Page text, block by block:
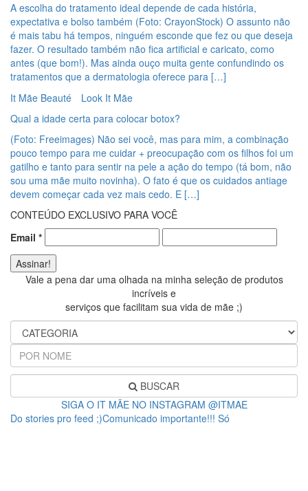
A escolha do tratamento ideal depende de cada história,
expectativa e bolso também (Foto: CrayonStock) O assunto não
é mais tabu há tempos, ninguém esconde que fez ou que deseja
fazer. O resultado também não fica artificial e caricato, como
antes (que bom!). Mas ainda ouço muita gente confundindo os
tratamentos que a dermatologia oferece para […]
It Mãe Beauté
Look It Mãe
Qual a idade certa para colocar botox?
(Foto: Freeimages) Não sei você, mas para mim, a combinação
pouco tempo para me cuidar + preocupação com os filhos foi um
gatilho e tanto para sentir na pele a ação do tempo (tá bom, não
sou uma mãe muito novinha). O fato é que os cuidados antiage
devem começar cada vez mais cedo. E […]
CONTEÚDO EXCLUSIVO PARA VOCÊ
Email *
Vale a pena dar uma olhada na minha seleção de produtos
incríveis e
serviços que facilitam sua vida de mãe ;)
BUSCAR
SIGA O IT MÃE NO INSTAGRAM @ITMAE
Do stories pro feed ;)Comunicado importante!!! Só